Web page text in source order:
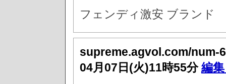
フェンディ激安 ブランド
supreme.agvol.com/num-
04月07日(火)11時55分編